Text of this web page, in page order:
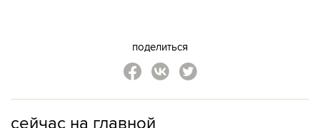
поделиться
сейчас на главной